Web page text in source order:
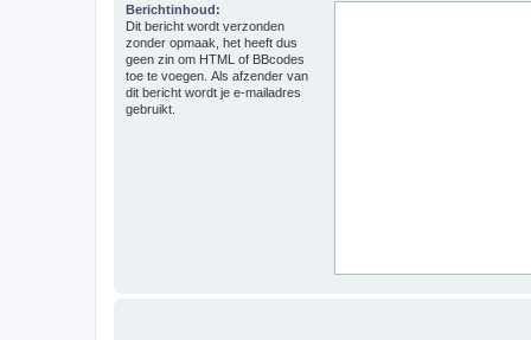
Berichtinhoud:
Dit bericht wordt verzonden
zonder opmaak, het heeft dus
geen zin om HTML of BBcodes
toe te voegen. Als afzender van
dit bericht wordt je e-mailadres
gebruikt.